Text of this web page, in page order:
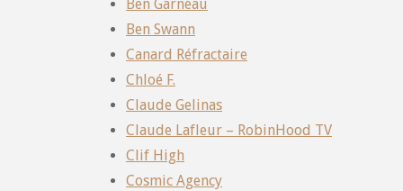
Ben Garneau
Ben Swann
Canard Réfractaire
Chloé F.
Claude Gelinas
Claude Lafleur – RobinHood TV
Clif High
Cosmic Agency